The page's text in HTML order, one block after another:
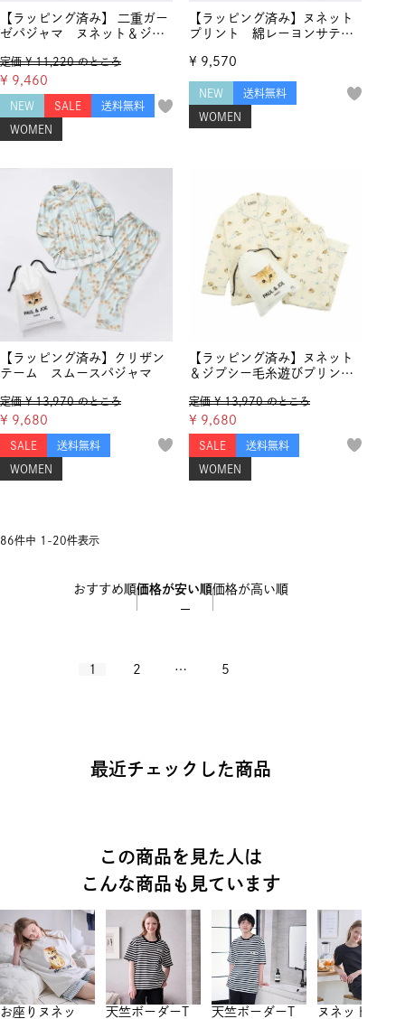
【ラッピング済み】 二重ガー
ゼパジャマ ヌネット＆ジプ
定価 ¥ 11,220 のところ
¥ 9,460
NEW SALE 送料無料
WOMEN
【ラッピング済み】ヌネット
プリント 綿レーヨンサテ
ットアップ
¥ 9,570
NEW 送料無料
WOMEN
【ラッピング済み】クリザン
テーム スムースパジャマ
定価 ¥ 13,970 のところ
¥ 9,680
SALE 送料無料
WOMEN
【ラッピング済み】ヌネット
＆ジプシー毛糸遊びプリン
定価 ¥ 13,970 のところ
¥ 9,680
SALE 送料無料
WOMEN
おすすめ順価格が安い順価格が高い順
86件中 1 -20件表示
1 2 … 5
最近チェックした商品
この商品を見た人は
こんな商品も見ています
お座りヌネッ
天竺ボーダーT
天竺ボーダーT
ヌネットワッペ